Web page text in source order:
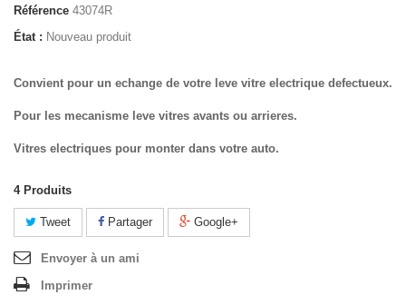
Référence 43074R
État : Nouveau produit
Convient pour un echange de votre leve vitre electrique defectueux.
Pour les mecanisme leve vitres avants ou arrieres.
Vitres electriques pour monter dans votre auto.
4 Produits
Tweet Partager Google+
Envoyer à un ami
Imprimer